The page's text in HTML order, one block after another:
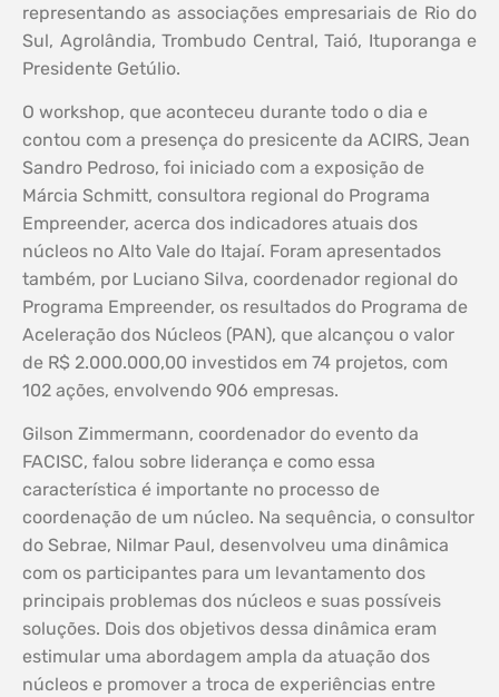
representando as associações empresariais de Rio do
Sul, Agrolândia, Trombudo Central, Taió, Ituporanga e
Presidente Getúlio.
O workshop, que aconteceu durante todo o dia e
contou com a presença do presicente da ACIRS, Jean
Sandro Pedroso, foi iniciado com a exposição de
Márcia Schmitt, consultora regional do Programa
Empreender, acerca dos indicadores atuais dos
núcleos no Alto Vale do Itajaí. Foram apresentados
também, por Luciano Silva, coordenador regional do
Programa Empreender, os resultados do Programa de
Aceleração dos Núcleos (PAN), que alcançou o valor
de R$ 2.000.000,00 investidos em 74 projetos, com
102 ações, envolvendo 906 empresas.
Gilson Zimmermann, coordenador do evento da
FACISC, falou sobre liderança e como essa
característica é importante no processo de
coordenação de um núcleo. Na sequência, o consultor
do Sebrae, Nilmar Paul, desenvolveu uma dinâmica
com os participantes para um levantamento dos
principais problemas dos núcleos e suas possíveis
soluções. Dois dos objetivos dessa dinâmica eram
estimular uma abordagem ampla da atuação dos
núcleos e promover a troca de experiências entre